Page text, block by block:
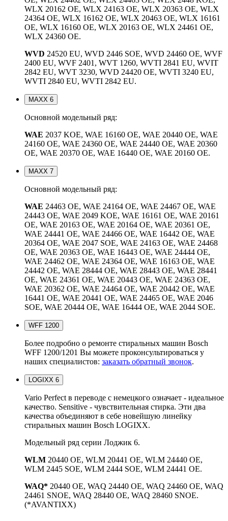
WLX 20162 OE, WLX 24163 OE, WLX 20363 OE, WLX
24364 OE, WLX 16162 OE, WLX 20463 OE, WLX 16161
OE, WLX 16160 OE, WLX 20163 OE, WLX 24461 OE,
WLX 24360 OE.
WVD 24520 EU, WVD 2446 SOE, WVD 24460 OE, WVF
2400 EU, WVF 2401, WVT 1260, WVTI 2841 EU, WVIT
2842 EU, WVT 3230, WVD 24420 OE, WVTI 3240 EU,
WVTI 2840 EU, WVTI 2842 EU.
MAXX 6
Основной модельный ряд:
WAE 2037 KOE, WAE 16160 OE, WAE 20440 OE, WAE
24160 OE, WAE 24360 OE, WAE 24440 OE, WAE 20360
OE, WAE 20370 OE, WAE 16440 OE, WAE 20160 OE.
MAXX 7
Основной модельный ряд:
WAE 24463 OE, WAE 24164 OE, WAE 24467 OE, WAE
24443 OE, WAE 2049 KOE, WAE 16161 OE, WAE 20161
OE, WAE 20163 OE, WAE 20164 OE, WAE 20361 OE,
WAE 24441 OE, WAE 24466 OE, WAE 16442 OE, WAE
20364 OE, WAE 2047 SOE, WAE 24163 OE, WAE 24468
OE, WAE 20363 OE, WAE 16443 OE, WAE 24444 OE,
WAE 24462 OE, WAE 24364 OE, WAE 16163 OE, WAE
24442 OE, WAE 28444 OE, WAE 28443 OE, WAE 28441
OE, WAE 24361 OE, WAE 20443 OE, WAE 24363 OE,
WAE 20362 OE, WAE 24464 OE, WAE 20442 OE, WAE
16441 OE, WAE 20441 OE, WAE 24465 OE, WAE 2046
SOE, WAE 20444 OE, WAE 16444 OE, WAE 2044 SOE.
WFF 1200
Более подробно о ремонте стиральных машин Bosch
WFF 1200/1201 Вы можете проконсультироваться у
наших специалистов: заказать обратный звонок.
LOGIXX 6
Vario Perfect в переводе с немецкого означает - идеальное
качество. Sensitive - чувствительная стирка. Эти два
качества объединяют в себе новейшую линейку
стиральных машин Bosch LOGIXX.
Модельный ряд серии Лоджик 6.
WLM 20440 OE, WLM 20441 OE, WLM 24440 OE,
WLM 2445 SOE, WLM 2444 SOE, WLM 24441 OE.
WAQ* 20440 OE, WAQ 24440 OE, WAQ 24460 OE, WAQ
24461 SNOE, WAQ 28440 OE, WAQ 28460 SNOE.
(*AVANTIXX)